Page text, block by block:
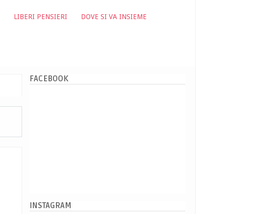
LIBERI PENSIERI DOVE SI VA INSIEME
FACEBOOK
INSTAGRAM